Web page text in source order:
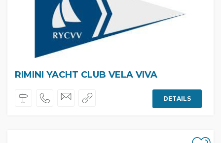
RIMINI YACHT CLUB VELA VIVA
DETAILS